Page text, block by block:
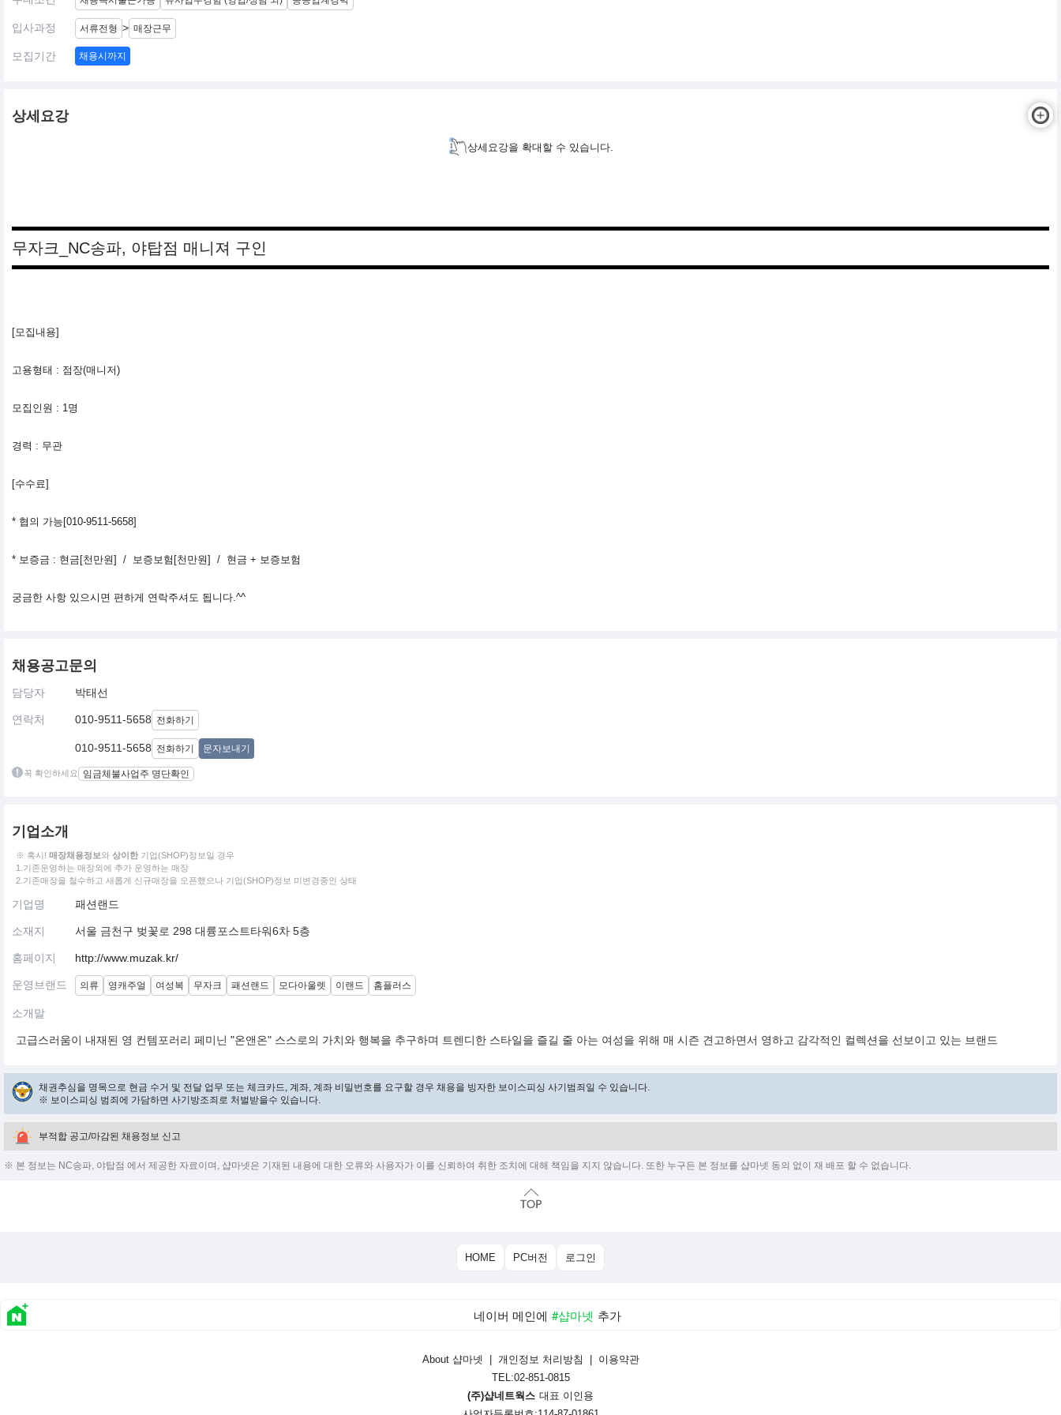
입사과정 서류전형 > 매장근무
모집기간 채용시까지
상세요강
상세요강을 확대할 수 있습니다.
무자크_NC송파, 야탑점 매니져 구인
[모집내용]
고용형태 : 점장(매니저)
모집인원 : 1명
경력 : 무관
[수수료]
* 협의 가능[010-9511-5658]
* 보증금 : 현금[천만원] / 보증보험[천만원] / 현금 + 보증보험
궁금한 사항 있으시면 편하게 연락주셔도 됩니다.^^
채용공고문의
담당자 박태선
연락처 010-9511-5658 전화하기
010-9511-5658 전화하기 문자보내기
꼭 확인하세요 임금체불사업주 명단확인
기업소개
※ 혹시! 매장채용정보와 상이한 기업(SHOP)정보일 경우
1.기존운영하는 매장외에 추가 운영하는 매장
2.기존매장을 철수하고 새롭게 신규매장을 오픈했으나 기업(SHOP)정보 미변경중인 상태
기업명 패션랜드
소재지 서울 금천구 벚꽃로 298 대륭포스트타워6차 5층
홈페이지 http://www.muzak.kr/
운영브랜드 의류 영캐주얼 여성복 무자크 패션랜드 모다아울렛 이랜드 홈플러스
소개말
고급스러움이 내재된 영 컨템포러리 페미닌 "온앤온" 스스로의 가치와 행복을 추구하며 트렌디한 스타일을 즐길 줄 아는 여성을 위해 매 시즌 견고하면서 영하고 감각적인 컬렉션을 선보이고 있는 브랜드
채권추심을 명목으로 현금 수거 및 전달 업무 또는 체크카드, 계좌, 계좌 비밀번호를 요구할 경우 채용을 빙자한 보이스피싱 사기범죄일 수 있습니다.
※ 보이스피싱 범죄에 가담하면 사기방조죄로 처벌받을수 있습니다.
부적합 공고/마감된 채용정보 신고
※ 본 정보는 NC송파, 야탑점 에서 제공한 자료이며, 샵마넷은 기재된 내용에 대한 오류와 사용자가 이를 신뢰하여 취한 조치에 대해 책임을 지지 않습니다. 또한 누구든 본 정보를 샵마넷 동의 없이 재 배포 할 수 없습니다.
HOME PC버전 로그인
네이버 메인에 #샵마넷 추가
About 샵마넷 개인정보 처리방침
이용약관
TEL:02-851-0815
(주)샵네트웍스 대표 이인용